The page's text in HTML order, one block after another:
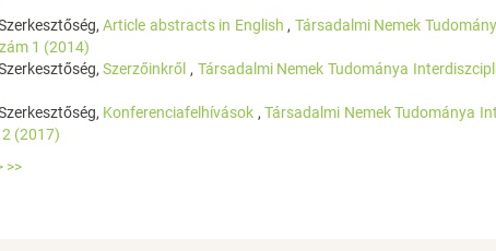
Article abstracts in English , Társadalmi Nemek
1 (2014)
Szerzőinkről , Társadalmi Nemek Tudománya
Konferenciafelhívások ,Társadalmi Nemek Tudománya
(2017)
>>